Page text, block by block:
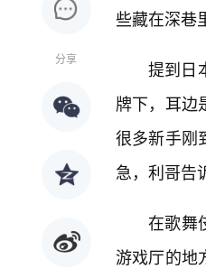
分享
些藏在深巷
提到日
牌下，耳边
很多新手刚
急，利哥告
在歌舞
游戏厅的地